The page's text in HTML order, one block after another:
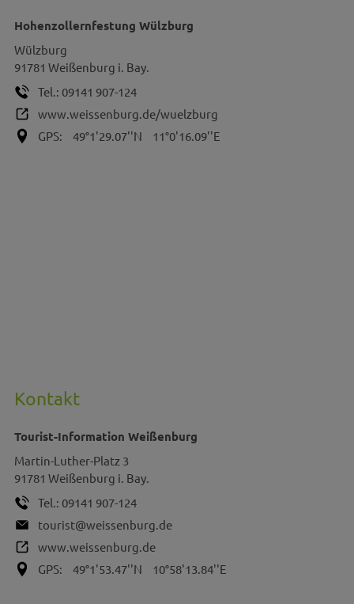
Hohenzollernfestung Wülzburg
Wülzburg
91781 Weißenburg i. Bay.
Tel.: 09141 907-124
www.weissenburg.de/wuelzburg
GPS:
49°1'29.07''N 11°0'16.09''E
Kontakt
Tourist-Information Weißenburg
Martin-Luther-Platz 3
91781 Weißenburg i. Bay.
Tel.: 09141 907-124
tourist@weissenburg.de
www.weissenburg.de
GPS:
49°1'53.47''N 10°58'13.84''E